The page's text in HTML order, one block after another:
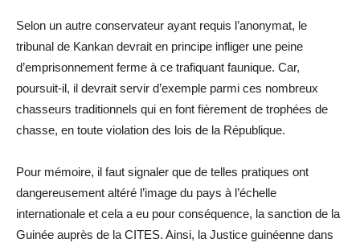
Selon un autre conservateur ayant requis l’anonymat, le
tribunal de Kankan devrait en principe infliger une peine
d’emprisonnement ferme à ce trafiquant faunique. Car,
poursuit-il, il devrait servir d’exemple parmi ces nombreux
chasseurs traditionnels qui en font fièrement de trophées de
chasse, en toute violation des lois de la République.
Pour mémoire, il faut signaler que de telles pratiques ont
dangereusement altéré l’image du pays à l’échelle
internationale et cela a eu pour conséquence, la sanction de la
Guinée auprès de la CITES. Ainsi, la Justice guinéenne dans